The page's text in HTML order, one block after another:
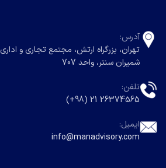
آدرس:
تهران، بزرگراه ارتش، مجتمع تجاری و اداری
شمیران سنتر، واحد 707
تلفن:
26374565 21 (98+)
ایمیل:
info@manadvisory.com